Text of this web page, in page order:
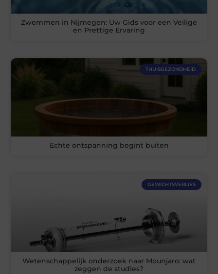
Zwemmen in Nijmegen: Uw Gids voor een Veilige
en Prettige Ervaring
THUISGEZONDHEID
Echte ontspanning begint buiten
GEWICHTSVERLIES
Wetenschappelijk onderzoek naar Mounjaro: wat
zeggen de studies?